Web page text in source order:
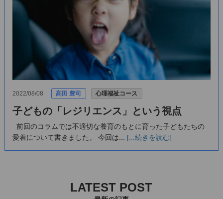
2022/08/08 高田 豊司 心理福祉コース
子どもの「レジリエンス」という視点
前回のコラムでは不適切な養育のもとに育った子どもたちの
愛着について書きました。 今回は... [...続きを読む]
LATEST POST